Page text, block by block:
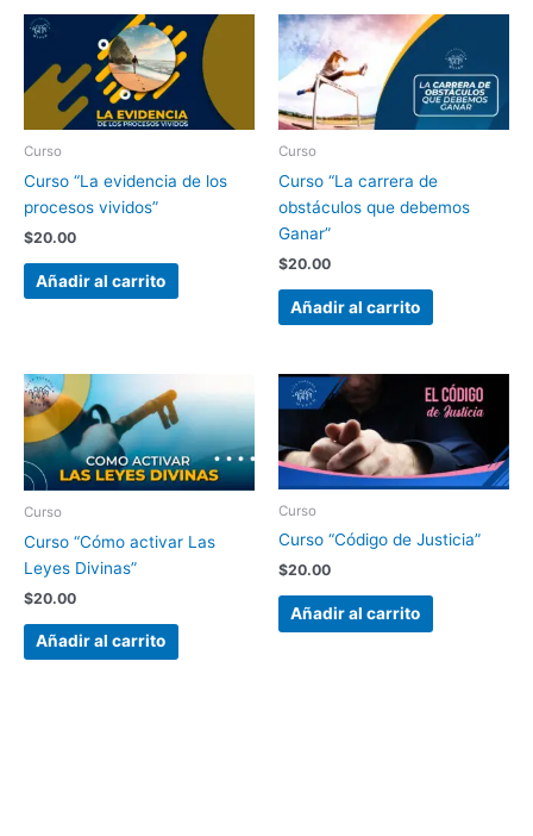
Curso
Curso “La evidencia de los
procesos vividos”
$20.00
Añadir al carrito
Curso
Curso “La carrera de
obstáculos que debemos
Ganar”
$20.00
Añadir al carrito
Curso
Curso “Cómo activar Las
Leyes Divinas”
$20.00
Añadir al carrito
Curso
Curso “Código de Justicia”
$20.00
Añadir al carrito